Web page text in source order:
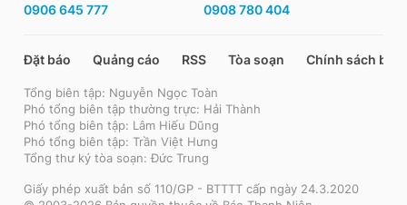
0906 645 777 0908 780 404
Đặt báo Quảng cáo RSS Tòa soạn Chính sách bảo
Tổng biên tập: Nguyễn Ngọc Toàn
Phó tổng biên tập thường trực: Hải Thành
Phó tổng biên tập: Lâm Hiếu Dũng
Phó tổng biên tập: Trần Việt Hưng
Tổng thư ký tòa soạn: Đức Trung
Giấy phép xuất bản số 110/GP - BTTTT cấp ngày 24.3.2020